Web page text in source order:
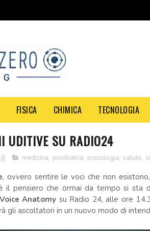
FISICA CHIMICA TECNOLOGIA
UDITIVE SU RADIO24
medicina, psichiatria, psicologia, salute,
, ovvero sentire le voci che non
il pensiero che ormai da tempo si sta
Voice Anatomy su Radio 24, alle ore
gli ascoltatori in un nuovo modo di